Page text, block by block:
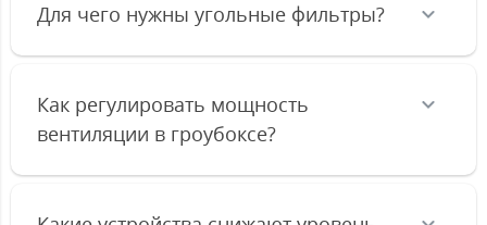
Для чего нужны угольные фильтры?
Как регулировать мощность
вентиляции в гроубоксе?